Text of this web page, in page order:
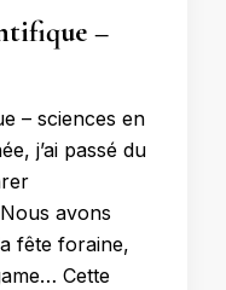
–
– sciences en
j’ai passé du
avons
fête foraine,
Cette